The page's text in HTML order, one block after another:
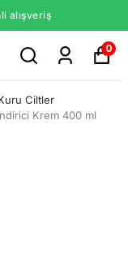
alışveriş
0
Ciltler
Krem 400 ml